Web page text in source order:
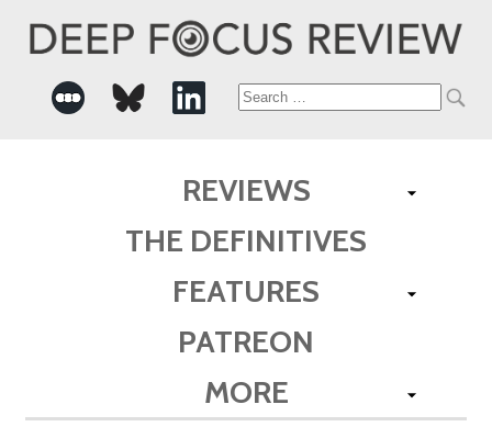
Search
REVIEWS
THE DEFINITIVES
FEATURES
PATREON
MORE